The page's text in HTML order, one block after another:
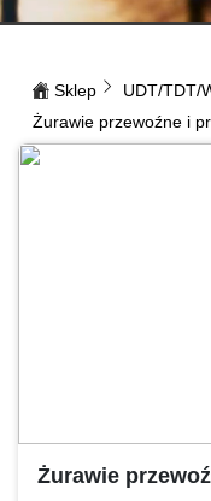
Sklep UDT/TDT/
Żurawie przewoźne i
Żurawie